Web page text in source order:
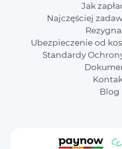
Jak
Najczęściej
Ubezpieczenie od
Standardy
Blog